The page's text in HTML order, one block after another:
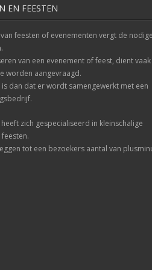
EN FEESTEN
feesten of evenementen vergt de nodige
van een evenement of feest, dient vaak
worden aangevraagd.
is dan dat er wordt samengewerkt met een
zich gespecialiseerd in kleinschalige
tot een bezoekers aantal van